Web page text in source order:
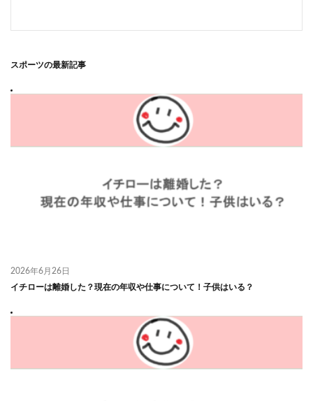
スポーツの最新記事
2026年6月26日
イチローは離婚した？現在の年収や仕事について！子供はいる？